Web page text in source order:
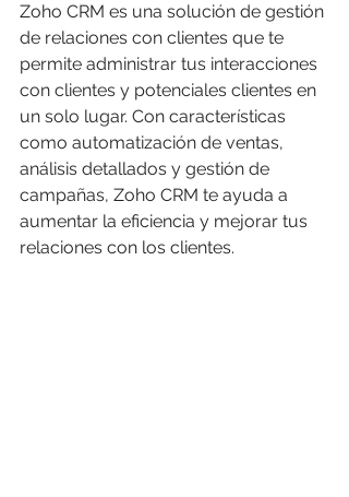
Zoho CRM es una solución de gestión
de relaciones con clientes que te
permite administrar tus interacciones
con clientes y potenciales clientes en
un solo lugar. Con características
como automatización de ventas,
análisis detallados y gestión de
campañas, Zoho CRM te ayuda a
aumentar la eficiencia y mejorar tus
relaciones con los clientes.